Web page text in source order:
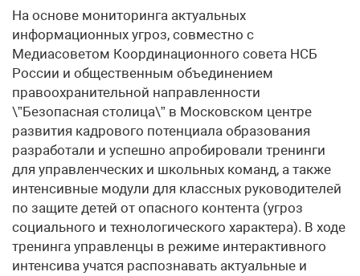
На основе мониторинга актуальных
информационных угроз, совместно с
Медиасоветом Координационного совета НСБ
России и общественным объединением
правоохранительной направленности
\”Безопасная столица\” в Московском центре
развития кадрового потенциала образования
разработали и успешно апробировали тренинги
для управленческих и школьных команд, а также
интенсивные модули для классных руководителей
по защите детей от опасного контента (угроз
социального и технологического характера). В ходе
тренинга управленцы в режиме интерактивного
интенсива учатся распознавать актуальные и